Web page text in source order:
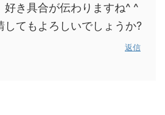
好き具合が伝わりますね^ ^
してもよろしいでしょうか?
返信